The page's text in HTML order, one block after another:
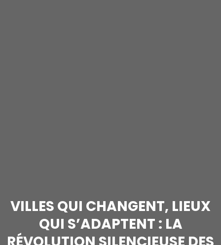
VILLES QUI CHANGENT, LIEUX
QUI S’ADAPTENT : LA